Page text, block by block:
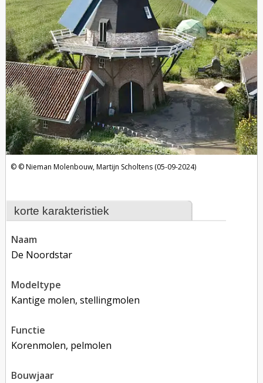
korte karakteristiek
naam
De Noordstar
modeltype
Kantige molen, stellingmolen
functie
korenmolen, pelmolen
bouwjaar
Nieman Molenbouw, Martijn Scholtens (05-09-2024)